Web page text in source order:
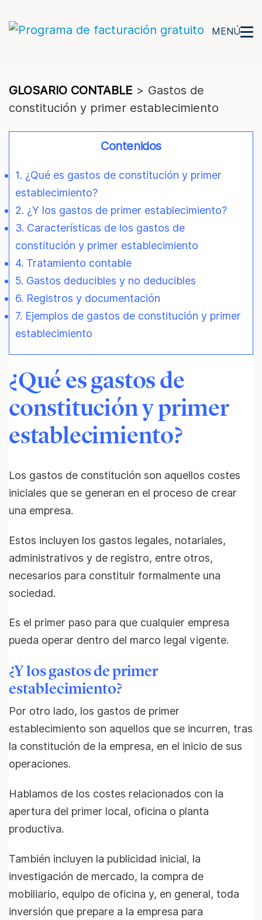
MENÚ
GLOSARIO CONTABLE > Gastos de
constitución y primer establecimiento
Contenidos
1. ¿Qué es gastos de constitución y primer
establecimiento?
2. ¿Y los gastos de primer establecimiento?
3. Características de los gastos de
constitución y primer establecimiento
4. Tratamiento contable
5. Gastos deducibles y no deducibles
6. Registros y documentación
7. Ejemplos de gastos de constitución y primer
establecimiento
¿Qué es gastos de
constitución y primer
establecimiento?
Los gastos de constitución son aquellos costes
iniciales que se generan en el proceso de crear
una empresa.
Estos incluyen los gastos legales, notariales,
administrativos y de registro, entre otros,
necesarios para constituir formalmente una
sociedad.
Es el primer paso para que cualquier empresa
pueda operar dentro del marco legal vigente.
¿Y los gastos de primer
establecimiento?
Por otro lado, los gastos de primer
establecimiento son aquellos que se incurren, tras
la constitución de la empresa, en el inicio de sus
operaciones.
Hablamos de los costes relacionados con la
apertura del primer local, oficina o planta
productiva.
También incluyen la publicidad inicial, la
investigación de mercado, la compra de
mobiliario, equipo de oficina y, en general, toda
inversión que prepare a la empresa para